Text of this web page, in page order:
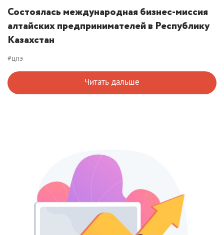
Состоялась международная бизнес-миссия
алтайских предпринимателей в Республику
Казахстан
#цпэ
Читать дальше